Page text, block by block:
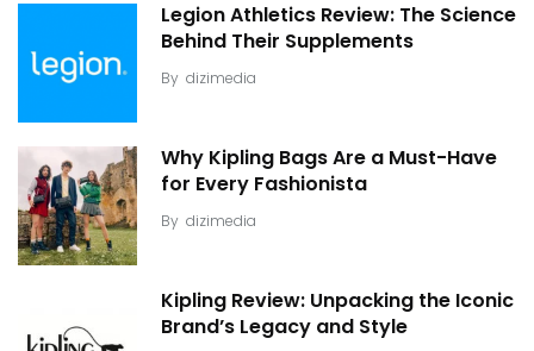
Legion Athletics Review: The Science
Behind Their Supplements
By dizimedia
Why Kipling Bags Are a Must-Have
for Every Fashionista
By dizimedia
Kipling Review: Unpacking the Iconic
Brand’s Legacy and Style